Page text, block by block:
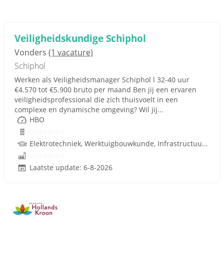
Veiligheidskundige Schiphol
Vonders (1 vacature)
Schiphol
Werken als Veiligheidsmanager Schiphol l 32-40 uur
€4.570 tot €5.900 bruto per maand Ben jij een ervaren
veiligheidsprofessional die zich thuisvoelt in een
complexe en dynamische omgeving? Wil jij...
HBO
Elektrotechniek, Werktuigbouwkunde, Infrastructuur, Infra
Laatste update: 6-8-2026